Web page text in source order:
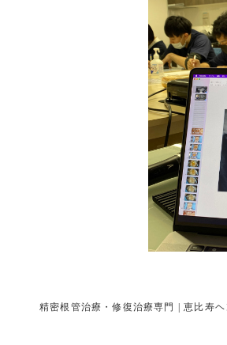
精密根管治療・修復治療専門 | 恵比寿